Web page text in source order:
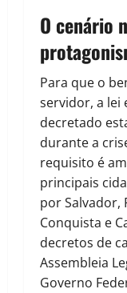
O cenário
Para que o
servidor, a lei
decretado
durante a
requisito é
principais
por Salvador,
Conquista e
decretos de
Assembleia
Governo